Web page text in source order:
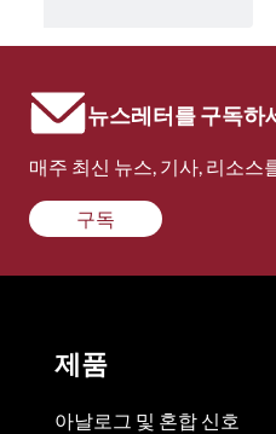
뉴스레터를 구독하
매주 최신 뉴스, 기사, 리소스
구독
제품
아날로그 및 혼합 신호